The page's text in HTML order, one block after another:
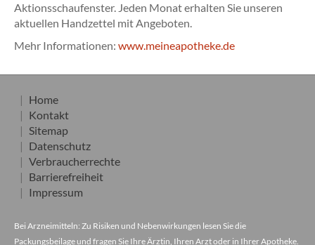
Aktionsschaufenster. Jeden Monat erhalten Sie unseren
aktuellen Handzettel mit Angeboten.
Mehr Informationen: www.meineapotheke.de
Home
Kontakt
Sitemap
Datenschutz
Verbraucherrechte
Barrierefreiheit
Impressum
Bei Arzneimitteln: Zu Risiken und Nebenwirkungen lesen Sie die
Packungsbeilage und fragen Sie Ihre Ärztin, Ihren Arzt oder in Ihrer Apotheke.